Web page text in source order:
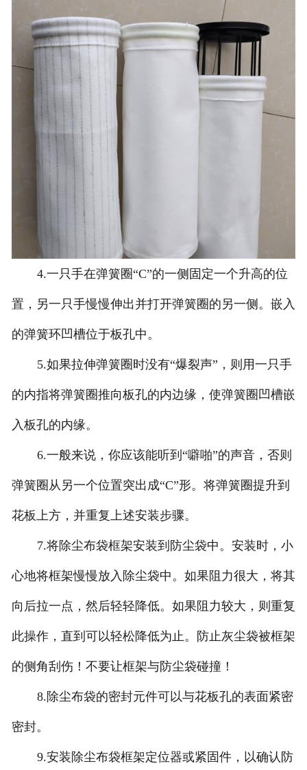
4.一只手在弹簧圈“C”的一侧固定一个升高的位
置，另一只手慢慢伸出并打开弹簧圈的另一侧。嵌入
的弹簧环凹槽位于板孔中。
5.如果拉伸弹簧圈时没有“爆裂声”，则用一只手
的内指将弹簧圈推向板孔的内边缘，使弹簧圈凹槽嵌
入板孔的内缘。
6.一般来说，你应该能听到“噼啪”的声音，否则
弹簧圈从另一个位置突出成“C”形。将弹簧圈提升到
花板上方，并重复上述安装步骤。
7.将除尘布袋框架安装到防尘袋中。安装时，小
心地将框架慢慢放入除尘袋中。如果阻力很大，将其
向后拉一点，然后轻轻降低。如果阻力较大，则重复
此操作，直到可以轻松降低为止。防止灰尘袋被框架
的侧角刮伤！不要让框架与防尘袋碰撞！
8.除尘布袋的密封元件可以与花板孔的表面紧密
密封。
9.安装除尘布袋框架定位器或紧固件，以确认防